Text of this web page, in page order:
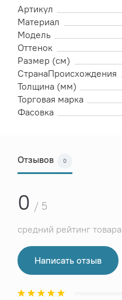
Артикул
Материал
Модель
Оттенок
Размер (см)
СтранаПроисхождения
Толщина (мм)
Торговая марка
Фасовка
Отзывов 0
0 / 5
средний рейтинг товара
Написать отзыв